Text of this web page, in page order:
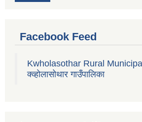
Facebook Feed
Kwholasothar Rural
क्व्होलासोथार गाउँपालिका